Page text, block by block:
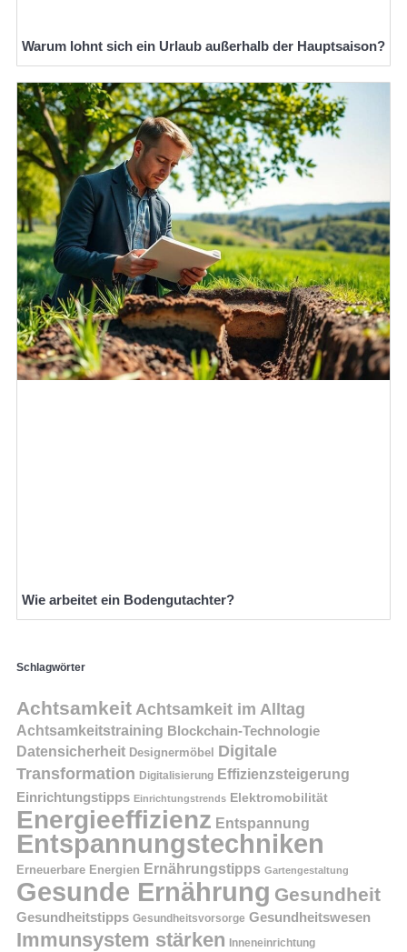
Warum lohnt sich ein Urlaub außerhalb der Hauptsaison?
Wie arbeitet ein Bodengutachter?
Schlagwörter
Achtsamkeit Achtsamkeit im Alltag
Achtsamkeitstraining Blockchain-Technologie
Datensicherheit Designermöbel
Digitale
Transformation Digitalisierung Effizienzsteigerung
Einrichtungstipps Einrichtungstrends Elektromobilität
Energieeffizienz Entspannung
Entspannungstechniken
Erneuerbare Energien Ernährungstipps Gartengestaltung
Gesunde Ernährung Gesundheit
Gesundheitstipps Gesundheitsvorsorge Gesundheitswesen
Immunsystem stärken Inneneinrichtung